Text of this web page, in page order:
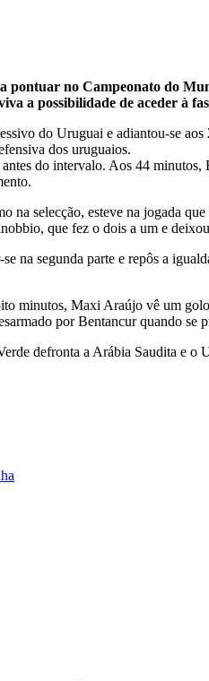
pontuar no Campeonato do
a possibilidade de aceder à
do Uruguai e adiantou-se
dos uruguaios.
do intervalo. Aos 44
na selecção, esteve na jogada
que fez o dois a um e
na segunda parte e repôs a
minutos, Maxi Araújo vê um
por Bentancur quando se
defronta a Arábia Saudita e o